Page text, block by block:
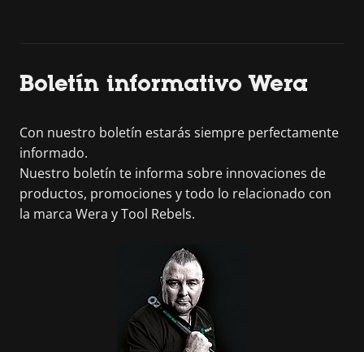
Boletín informativo Wera
Con nuestro boletín estarás siempre perfectamente
informado.
Nuestro boletín te informa sobre innovaciones de
productos, promociones y todo lo relacionado con
la marca Wera y Tool Rebels.